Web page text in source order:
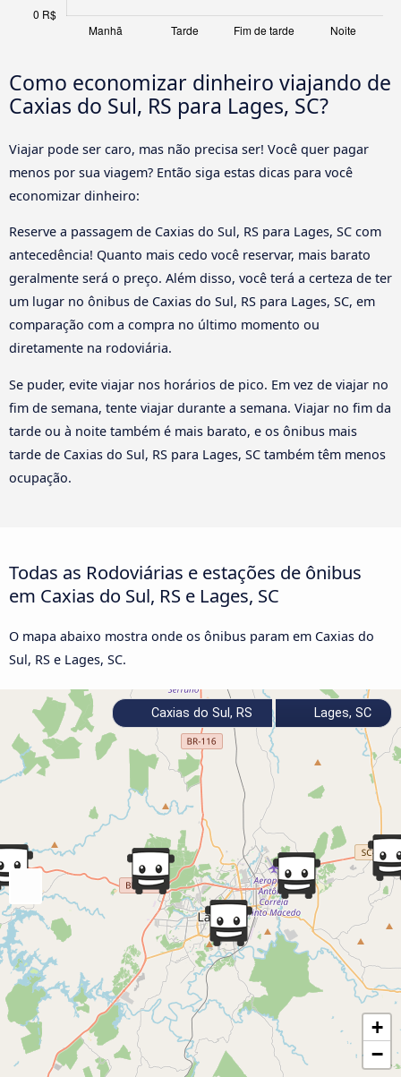
Como economizar dinheiro viajando de
Caxias do Sul, RS para Lages, SC?
Viajar pode ser caro, mas não precisa ser! Você quer pagar
menos por sua viagem? Então siga estas dicas para você
economizar dinheiro:
Reserve a passagem de Caxias do Sul, RS para Lages, SC com
antecedência! Quanto mais cedo você reservar, mais barato
geralmente será o preço. Além disso, você terá a certeza de ter
um lugar no ônibus de Caxias do Sul, RS para Lages, SC, em
comparação com a compra no último momento ou
diretamente na rodoviária.
Se puder, evite viajar nos horários de pico. Em vez de viajar no
fim de semana, tente viajar durante a semana. Viajar no fim da
tarde ou à noite também é mais barato, e os ônibus mais
tarde de Caxias do Sul, RS para Lages, SC também têm menos
ocupação.
Todas as Rodoviárias e estações de ônibus
em Caxias do Sul, RS e Lages, SC
O mapa abaixo mostra onde os ônibus param em Caxias do
Sul, RS e Lages, SC.
+
−
Caxias do Sul, RS Lages, SC